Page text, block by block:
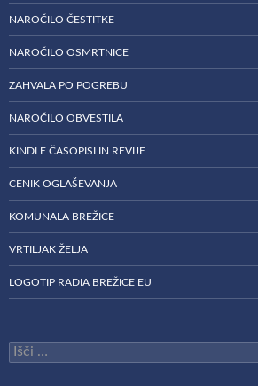
NAROČILO ČESTITKE
NAROČILO OSMRTNICE
ZAHVALA PO POGREBU
NAROČILO OBVESTILA
KINDLE ČASOPISI IN REVIJE
CENIK OGLAŠEVANJA
KOMUNALA BREŽICE
VRTILJAK ŽELJA
LOGOTIP RADIA BREŽICE EU
Išči: